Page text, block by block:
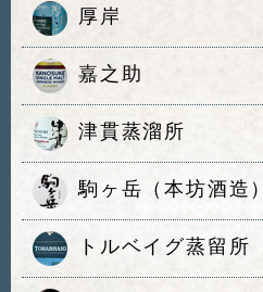
厚岸
嘉之助
津貫蒸溜所
駒ヶ岳（本坊酒造）
トルベイグ蒸留所